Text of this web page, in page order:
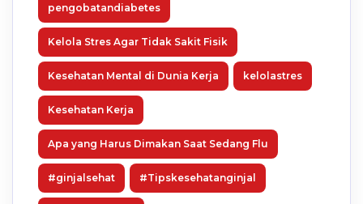
pengobatandiabetes
Kelola Stres Agar Tidak Sakit Fisik
Kesehatan Mental di Dunia Kerja kelolastres
Kesehatan Kerja
Apa yang Harus Dimakan Saat Sedang Flu
#ginjalsehat #Tipskesehatanginjal